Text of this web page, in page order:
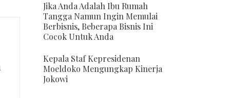
Jika Anda Adalah Ibu Rumah
Tangga Namun Ingin Memulai
Berbisnis, Beberapa Bisnis Ini
Cocok Untuk Anda
Kepala Staf Kepresidenan
Moeldoko Mengungkap Kinerja
Jokowi